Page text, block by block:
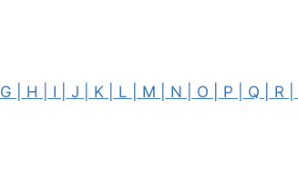
G | H | I | J | K | L | M | N | O | P | Q | R |